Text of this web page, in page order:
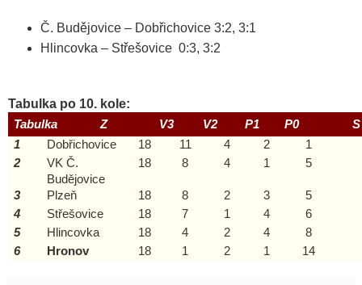
Č. Budějovice – Dobřichovice 3:2, 3:1
Hlincovka – Střešovice 0:3, 3:2
Tabulka po 10. kole:
Tabulka Z V3 V2 P1 P0
S
1
Dobřichovice 18 11 4 2
1
2
VK Č.
Budějovice
18 8 4 1 5
3 Plzeň 18 8 2 3
5
4
Střešovice 18 7 1 4
6
5
Hlincovka 18 4 2 4
8
6
Hronov 18 1 2 1 14